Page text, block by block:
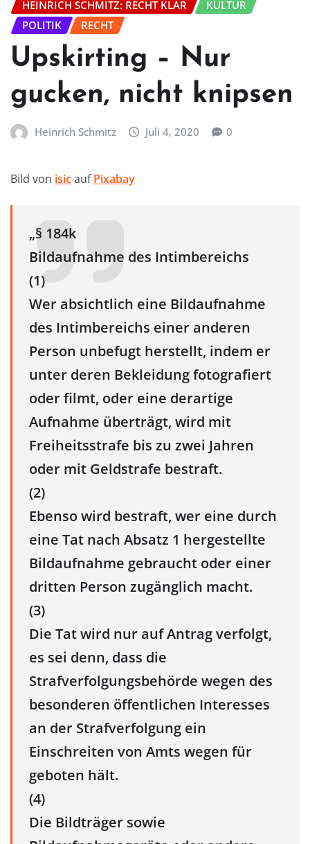
HEINRICH SCHMITZ: RECHT KLAR
KULTUR
POLITIK
RECHT
Upskirting – Nur
gucken, nicht knipsen
Heinrich Schmitz Juli 4, 2020 0
Bild von isicaufPixabay
„§ 184k
Bildaufnahme des Intimbereichs
(1)
Wer absichtlich eine Bildaufnahme
des Intimbereichs einer anderen
Person unbefugt herstellt, indem er
unter deren Bekleidung fotografiert
oder filmt, oder eine derartige
Aufnahme überträgt, wird mit
Freiheitsstrafe bis zu zwei Jahren
oder mit Geldstrafe bestraft.
(2)
Ebenso wird bestraft, wer eine durch
eine Tat nach Absatz 1 hergestellte
Bildaufnahme gebraucht oder einer
dritten Person zugänglich macht.
(3)
Die Tat wird nur auf Antrag verfolgt,
es sei denn, dass die
Strafverfolgungsbehörde wegen des
besonderen öffentlichen Interesses
an der Strafverfolgung ein
Einschreiten von Amts wegen für
geboten hält.
(4)
Die Bildträger sowie